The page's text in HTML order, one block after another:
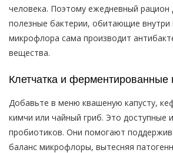
человека. Поэтому ежедневный рацион
полезные бактерии, обитающие внутри
микрофлора сама производит
вещества.
Клетчатка и ферментированные
Добавьте в меню квашеную капусту,
кимчи или чайный гриб. Это доступные
пробиотиков. Они помогают
баланс микрофлоры, вытесняя